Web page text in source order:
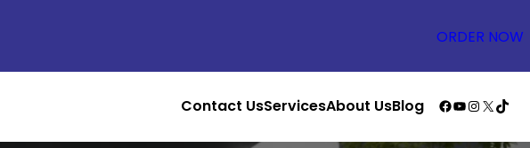
ORDER NOW
Contact UsServicesAbout UsBlog Facebook
YouTube
X